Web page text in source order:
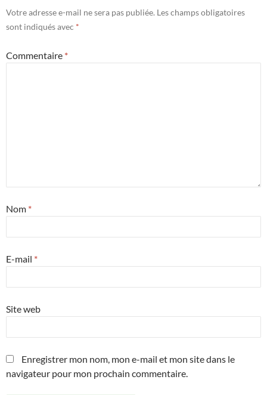
Votre adresse e-mail ne sera pas publiée. Les champs obligatoires
sont indiqués avec *
Commentaire *
Nom *
E-mail *
Site web
Enregistrer mon nom, mon e-mail et mon site dans le
navigateur pour mon prochain commentaire.